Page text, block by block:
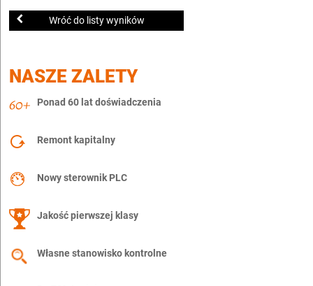
Wróć do listy wyników
NASZE ZALETY
Ponad 60 lat doświadczenia
Remont kapitalny
Nowy sterownik PLC
Jakość pierwszej klasy
Własne stanowisko kontrolne